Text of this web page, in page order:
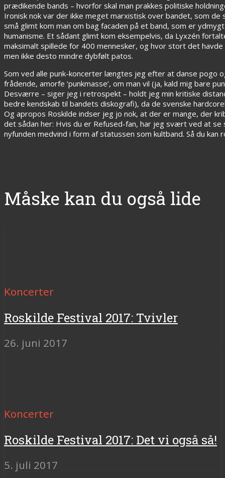
prædikende bands – hvorfor skal man prakkes politiske
Ironisk nok var der ikke meget marxistisk over bandet, som
små glimt kom man om bag facaden på et band, som er
humanisme. Et sådant glimt kom eksempelvis, da Lyxzén
maksimalt spillede for 400 mennesker, og hvor stort det
men ikke desto mindre dybfølt patos.
Som ved alle punk-koncerter længtes jeg efter at danse pogo
frådende, amorfe ‘punkmasse’, om man vil (ja, kald mig bare
Desværre – siger jeg i retrospekt – holdt jeg min kritiske
bedre kendskab til bandets diskografi), da de svenske
Og apropos Roskilde indser jeg jo nok, at der er mange, der
det sådan her: Hvis du er Refused-fan, har jeg svært ved at
nyfunden medvind i form af statussen som kultband. Så du
Måske kan du også lide
Koncerter
Roskilde Festival 2017: Tvivler
26. juni 2017
Koncerter
Roskilde Festival 2017: Det vi også så!
5. juli 2017